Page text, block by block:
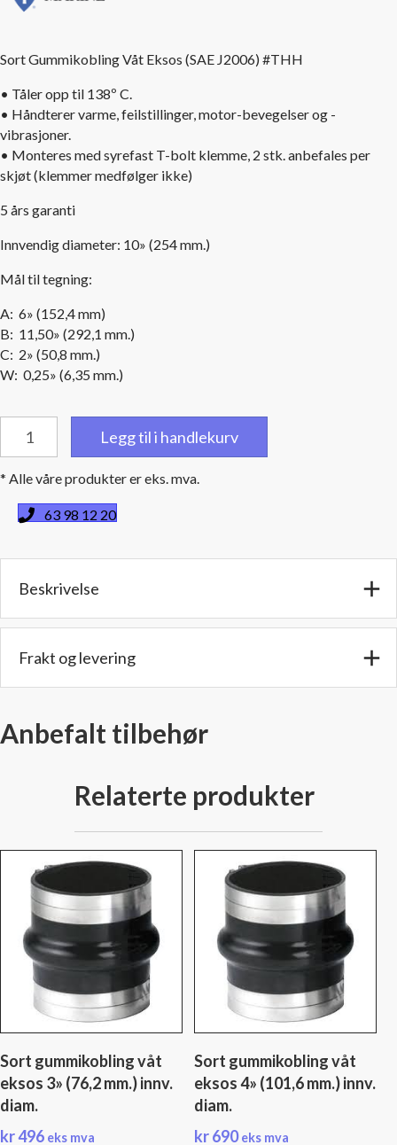
Sort Gummikobling Våt Eksos (SAE J2006) #THH
• Tåler opp til 138º C.
• Håndterer varme, feilstillinger, motor-bevegelser og -
vibrasjoner.
• Monteres med syrefast T-bolt klemme, 2 stk. anbefales per
skjøt (klemmer medfølger ikke)
5 års garanti
Innvendig diameter: 10» (254 mm.)
Mål til tegning:
A: 6» (152,4 mm)
B: 11,50» (292,1 mm.)
C: 2» (50,8 mm.)
W: 0,25» (6,35 mm.)
gummikobling
eksos
(203
diam.
Legg til i handlekurv
* Alle våre produkter er eks. mva.
63 98 12 20
Beskrivelse
Frakt og levering
Anbefalt tilbehør
Relaterte produkter
Sort gummikobling våt
eksos 3» (76,2 mm.) innv.
diam.
kr496 eks mva
Sort gummikobling våt
eksos 4» (101,6 mm.) innv.
diam.
kr690 eks mva